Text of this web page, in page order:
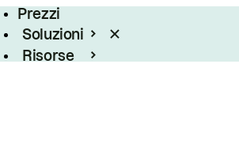
Prezzi
Soluzioni
Risorse